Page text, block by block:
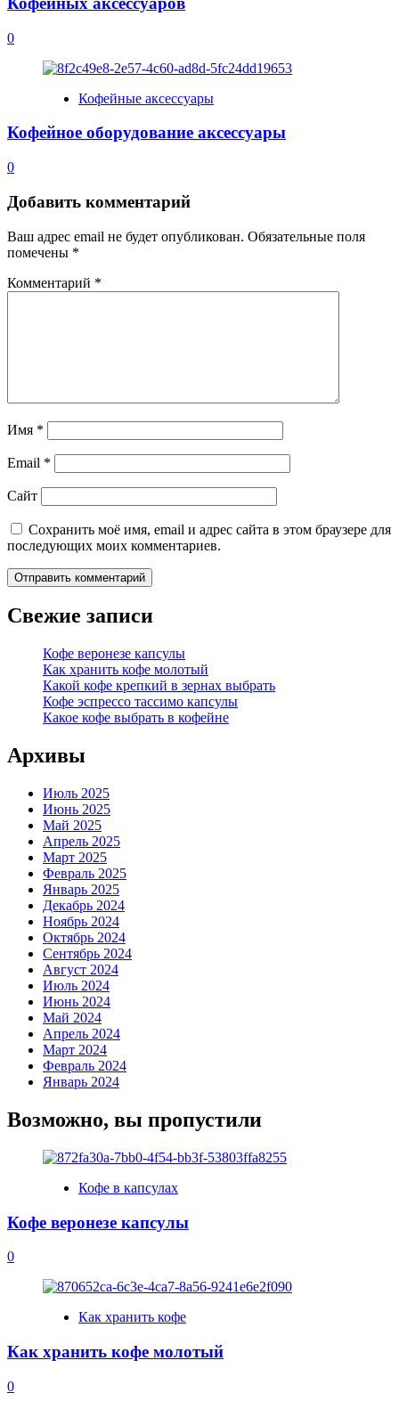
0
Кофейные аксессуары
Кофейное оборудование аксессуары
0
Добавить комментарий
Ваш адрес email не будет опубликован. Обязательные поля
помечены *
Комментарий *
Имя *
Email *
Сайт
Сохранить моё имя, email и адрес сайта в этом браузере для
последующих моих комментариев.
Свежие записи
Кофе веронезе капсулы
Как хранить кофе молотый
Какой кофе крепкий в зернах выбрать
Кофе эспрессо тассимо капсулы
Какое кофе выбрать в кофейне
Архивы
Июль 2025
Июнь 2025
Май 2025
Апрель 2025
Март 2025
Февраль 2025
Январь 2025
Декабрь 2024
Ноябрь 2024
Октябрь 2024
Сентябрь 2024
Август 2024
Июль 2024
Июнь 2024
Май 2024
Апрель 2024
Март 2024
Февраль 2024
Январь 2024
Возможно, вы пропустили
Кофе в капсулах
Кофе веронезе капсулы
0
Как хранить кофе
Как хранить кофе молотый
0